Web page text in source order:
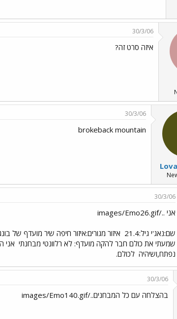
30/3/06
איזה סרט זה?
30/3/06
brokeback mountain
30/3/06
אני ../images/Emo26.gif
שם:נאג'י גיל:21.4
איזור מגורים:איזור חיפה שיר מועדף
שמעתי את כולם חבר להקה מועדף: לא רלוונטי מבחנתי אני
נפתח,ושיהיה לכולם.
30/3/06
בהצלחה עם כל המבחנים../images/Emo140.gif